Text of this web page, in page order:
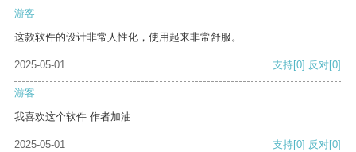
游客
这款软件的设计非常人性化，使用起来非常舒服。
2025-05-01 支持[0] 反对[0]
游客
我喜欢这个软件 作者加油
2025-05-01 支持[0] 反对[0]